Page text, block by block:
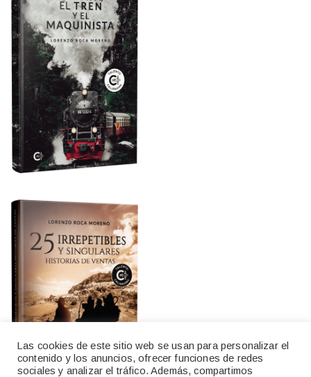
Las cookies de este sitio web se usan para personalizar el
contenido y los anuncios, ofrecer funciones de redes
sociales y analizar el tráfico. Además, compartimos